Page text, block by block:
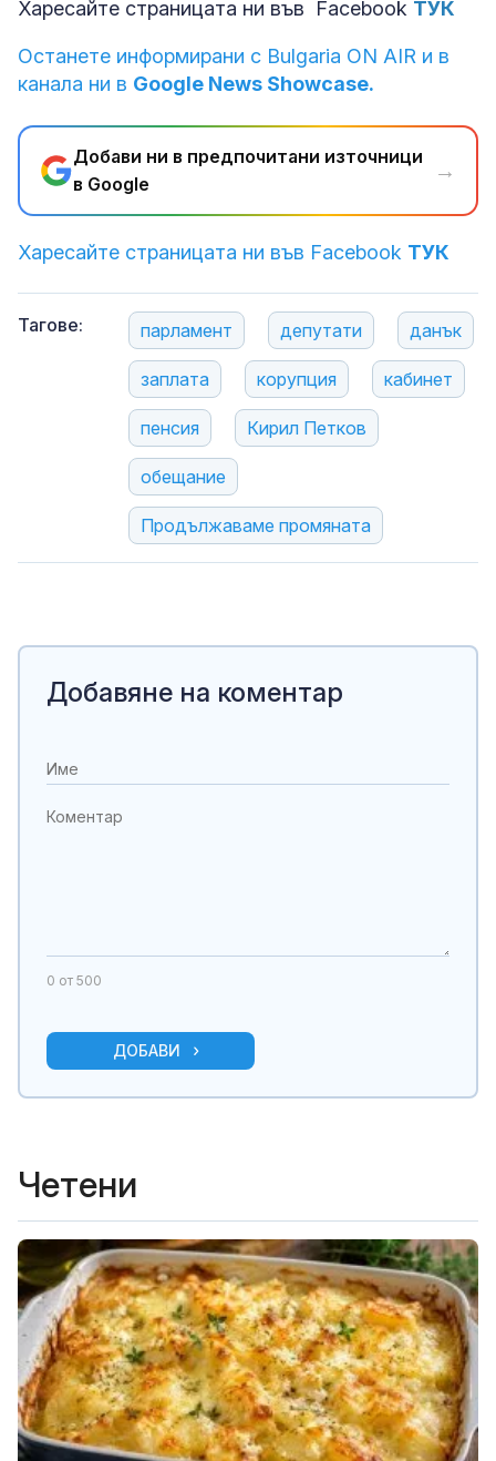
Харесайте страницата ни във Facebook ТУК
Останете информирани с Bulgaria ON AIR и в
канала ни в Google News Showcase.
Добави ни в предпочитани източници
в Google
→
Харесайте страницата ни във Facebook ТУК
Тагове: парламент депутати данък
заплата корупция кабинет
пенсия Кирил Петков
обещание
Продължаваме промяната
Добавяне на коментар
0 от 500
ДОБАВИ
Четени